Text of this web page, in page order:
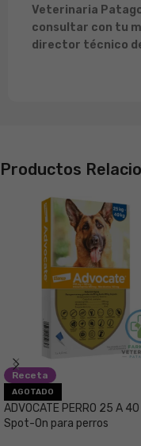
Veterinaria
consultar con tu
director técnico
Productos
Receta
AGOTADO
ADVOCATE PERRO 25 A 40
Spot-On para perros